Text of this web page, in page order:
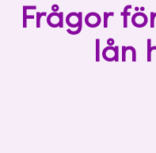
Frågor
lån